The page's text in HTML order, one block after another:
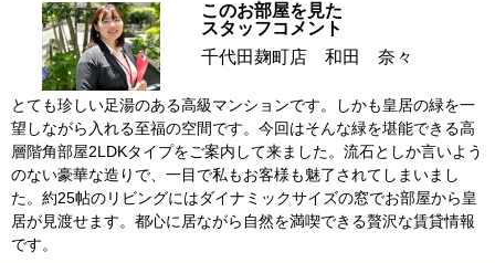
このお部屋を見た
スタッフコメント
千代田麹町店 和田 奈々
とても珍しい足湯のある高級マンションです。しかも皇居の緑を一
望しながら入れる至福の空間です。今回はそんな緑を堪能できる高
層階角部屋2LDKタイプをご案内して来ました。流石としか言いよう
のない豪華な造りで、一目で私もお客様も魅了されてしまいまし
た。約25帖のリビングにはダイナミックサイズの窓でお部屋から皇
居が見渡せます。都心に居ながら自然を満喫できる贅沢な賃貸情報
です。